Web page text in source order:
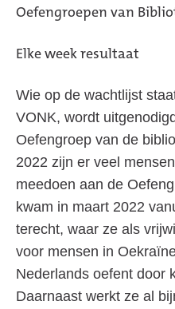
Oefengroepen van
Elke week resultaat
Wie op de wachtlijst
VONK, wordt
Oefengroep van de
2022 zijn er veel
meedoen aan de
kwam in maart 2022
terecht, waar ze als
voor mensen in
Nederlands oefent door
Daarnaast werkt ze al